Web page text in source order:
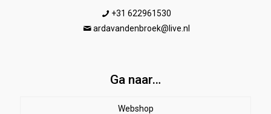
+31 622961530
ardavandenbroek@live.nl
Ga naar…
Webshop